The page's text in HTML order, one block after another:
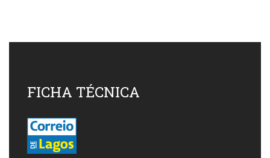
FICHA TÉCNICA